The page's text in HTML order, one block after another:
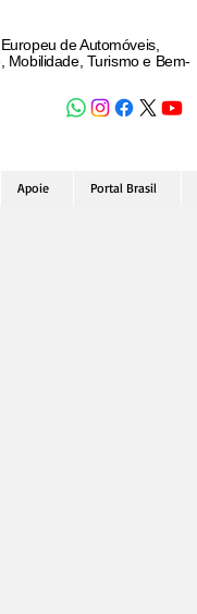
de Automóveis,
Mobilidade, Turismo e Bem-
Apoie Portal Brasil